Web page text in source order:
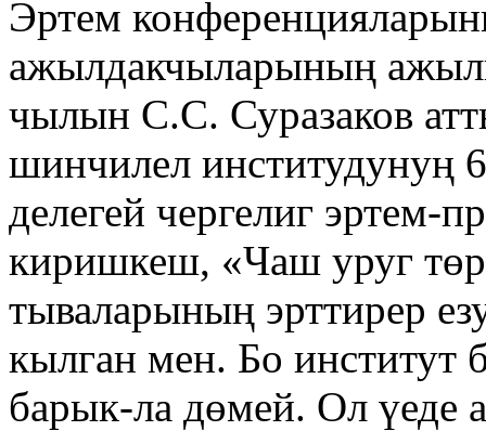
Эртем
ажылдакчыларының
чылын С.С. Суразаков
шинчилел институдунуң
делегей чергелиг эртем-
киришкеш, «Чаш уруг
тываларының эрттирер
кылган мен. Бо институт
барык-ла дөмей. Ол үеде